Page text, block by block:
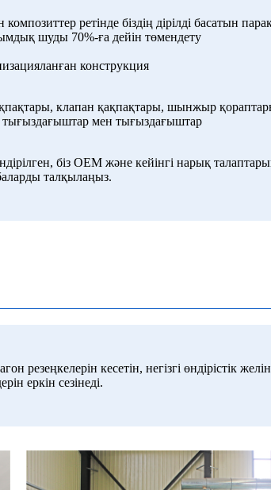
ретінде біздің дірілді басатын
шуды 70%-ға дейін төмендету
конструкция
клапан қақпақтары, шынжыр
тығыздағыштар мен тығыздағыштар
біз OEM және кейінгі нарық
талқылаңыз.
резеңкелерін кесетін, негізгі өндірістік
еркін сезінеді.